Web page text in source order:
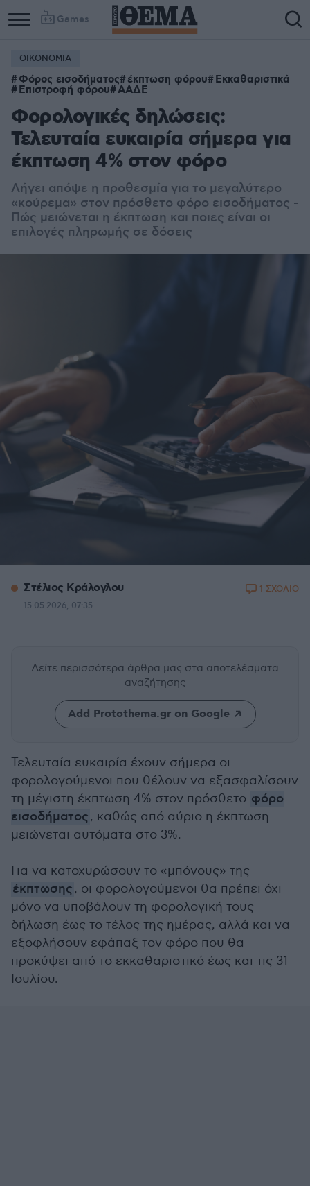
Games
ΟΙΚΟΝΟΜΙΑ
Φόρος εισοδήματος έκπτωση φόρου Εκκαθαριστικά
Επιστροφή φόρου ΑΑΔΕ
Φορολογικές δηλώσεις:
Τελευταία ευκαιρία σήμερα για
έκπτωση 4% στον φόρο
Λήγει απόψε η προθεσμία για το μεγαλύτερο
«κούρεμα» στον πρόσθετο φόρο εισοδήματος -
Πώς μειώνεται η έκπτωση και ποιες είναι οι
επιλογές πληρωμής σε δόσεις
Στέλιος Κράλογλου
15.05.2026, 07:35
1 ΣΧΟΛΙΟ
Δείτε περισσότερα άρθρα μας στα αποτελέσματα
αναζήτησης
Add Protothema.gr on Google
Τελευταία ευκαιρία έχουν σήμερα οι
φορολογούμενοι που θέλουν να εξασφαλίσουν
τη μέγιστη έκπτωση 4% στον πρόσθετο φόρο
εισοδήματος, καθώς από αύριο η έκπτωση
μειώνεται αυτόματα στο 3%.
Για να κατοχυρώσουν το «μπόνους» της
έκπτωσης, οι φορολογούμενοι θα πρέπει όχι
μόνο να υποβάλουν τη φορολογική τους
δήλωση έως το τέλος της ημέρας, αλλά και να
εξοφλήσουν εφάπαξ τον φόρο που θα
προκύψει από το εκκαθαριστικό έως και τις 31
Ιουλίου.